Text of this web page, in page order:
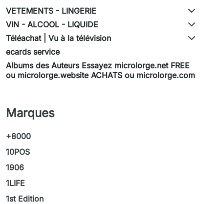
VETEMENTS - LINGERIE
VIN - ALCOOL - LIQUIDE
Téléachat | Vu à la télévision
ecards service
Albums des Auteurs Essayez microlorge.net FREE
ou microlorge.website ACHATS ou microlorge.com
Marques
+8000
10POS
1906
1LIFE
1st Edition